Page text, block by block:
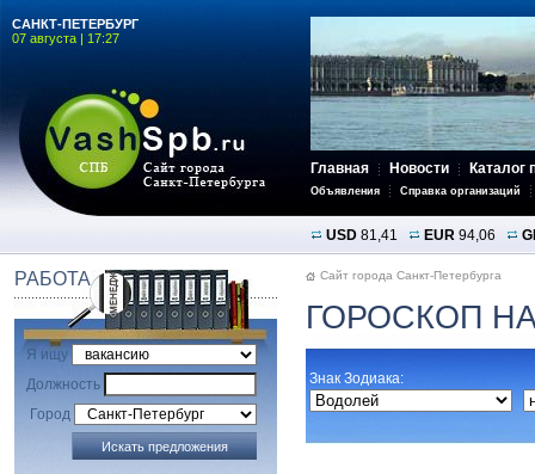
САНКТ-ПЕТЕРБУРГ
07 августа | 17:27
Главная Новости Каталог
Объявления Справка организаций
USD 81,41 EUR 94,06
РАБОТА
Я ищу
Должность
Город
Сайт города Санкт-Петербурга
ГОРОСКОП
Знак Зодиака: